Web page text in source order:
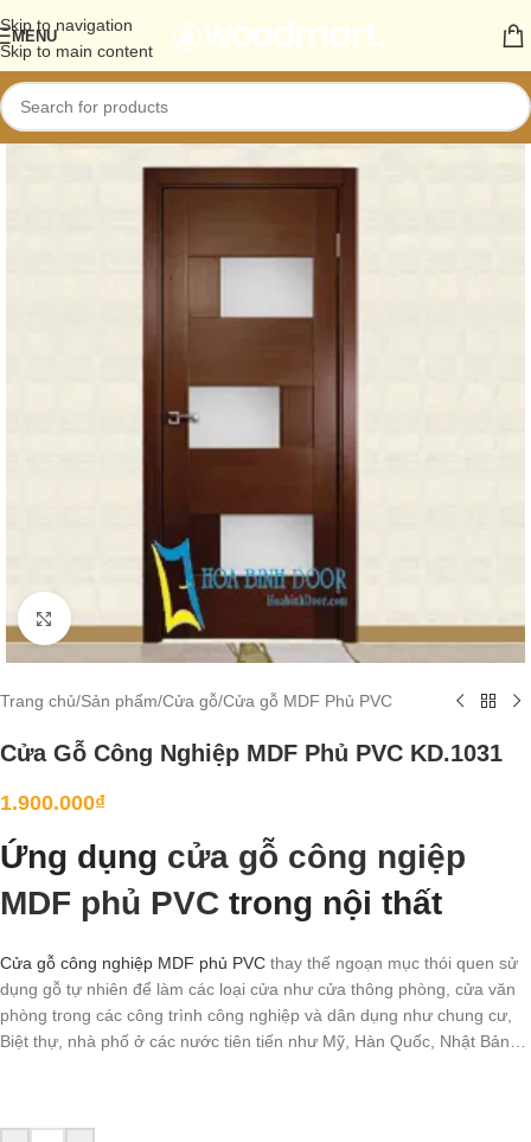
Skip to navigation
Skip to main content
MENU
Click to enlarge
Trang chủ/Sản phẩm/Cửa gỗ/Cửa gỗ MDF Phủ PVC
Cửa Gỗ Công Nghiệp MDF Phủ PVC KD.1031
1.900.000₫
Ứng dụng cửa gỗ công ngiệp
MDF phủ PVC trong nội thất
Cửa gỗ công nghiệp MDF phủ PVC thay thế ngoạn mục thói quen sử
dụng gỗ tự nhiên để làm các loại cửa như cửa thông phòng, cửa văn
phòng trong các công trình công nghiệp và dân dụng như chung cư,
Biệt thự, nhà phố ở các nước tiên tiến như Mỹ, Hàn Quốc, Nhật Bản…